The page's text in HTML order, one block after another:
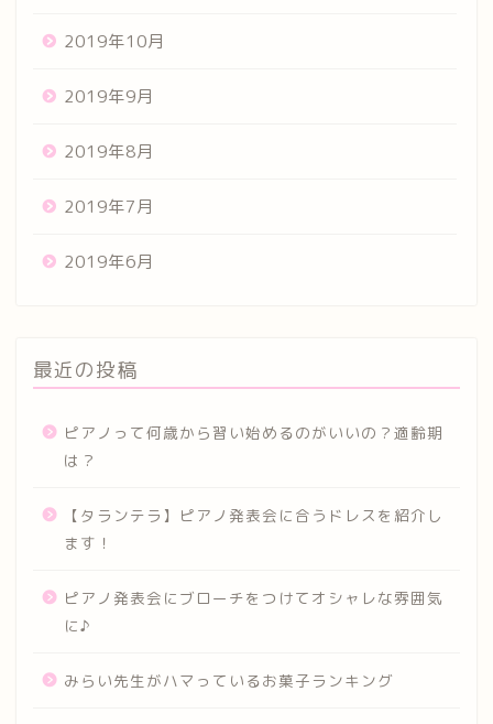
2019年10月
2019年9月
2019年8月
2019年7月
2019年6月
最近の投稿
ピアノって何歳から習い始めるのがいいの？適齢期
は？
【タランテラ】ピアノ発表会に合うドレスを紹介し
ます！
ピアノ発表会にブローチをつけてオシャレな雰囲気
に♪
みらい先生がハマっているお菓子ランキング